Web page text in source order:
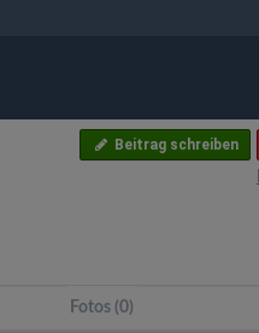
Beitrag schreiben
Fotos (0)